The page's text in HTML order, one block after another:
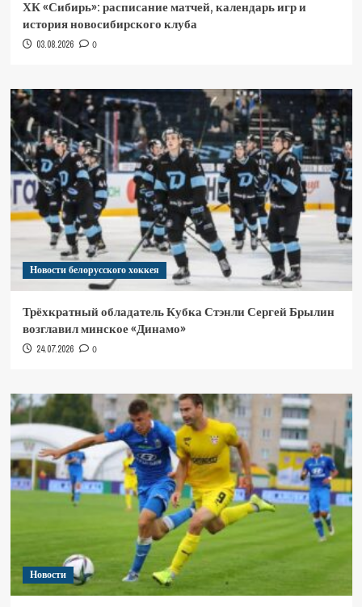
ХК «Сибирь»: расписание матчей, календарь игр и
история новосибирского клуба
03.08.2026 0
Новости белорусского хоккея
Трёхкратный обладатель Кубка Стэнли Сергей Брылин
возглавил минское «Динамо»
24.07.2026 0
Новости